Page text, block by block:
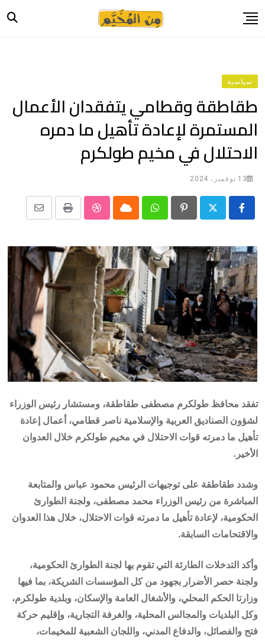
to
حياة
صورة وحكاية
قصة وسيرة
فيديو
المدونة
بيانات
سياسية
طقاطقة وقطامي يتفقدان الأعمال
المستمرة لإعادة تأهيل ما دمره
الاحتلال في مخيم طولكرم
13 نوفمبر، 2024
Pinterest
Whatsapp
Cloud
StumbleUpon
Print
Share
Email
تفقد محافظ طولكرم مصطفى طقاطقة، ومستشار رئيس الوزراء
لشؤون الصناديق العربية والإسلامية ناصر قطامي، أعمال إعادة
تأهيل ما دمرته قوات الاحتلال في مخيم طولكرم خلال العدوان
الأخير.
وشدد طقاطقة على توجيهات الرئيس محمود عباس والمتابعة
المباشرة من رئيس الوزراء محمد مصطفى، ولجنة الطوارئ
الحكومية، لإعادة تأهيل ما دمرته قوات الاحتلال، خلال هذا العدوان
والاقتحامات السابقة.
وأكد التدخلات الطارئة التي تقوم بها لجنة الطوارئ الحكومية،
ولجنة حصر الأضرار بجهود من كل المؤسسات الشريكة، بما فيها
وزارتا الحكم المحلي، والأشغال العامة والإسكان، وبلدية طولكرم،
وكل البلديات والمجالس المحلية، والغرفة التجارية، وإقليم حركة
فتح والفصائل، والدفاع المدني، واللجان الشعبية للمخيمات،